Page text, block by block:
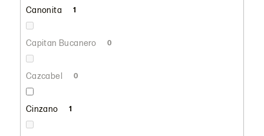
Canonita 1
Capitan Bucanero 0
Cazcabel 0
Cinzano 1